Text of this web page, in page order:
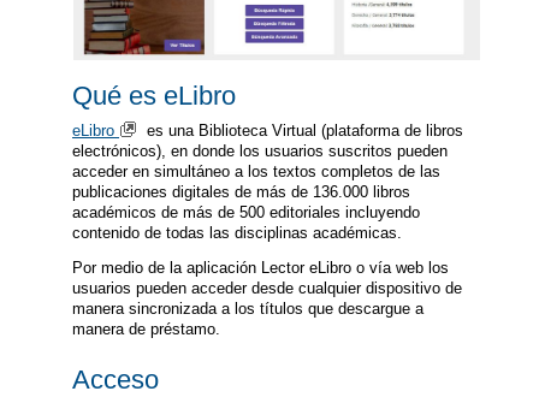
Qué es eLibro
eLibro
es una Biblioteca Virtual (plataforma de libros
electrónicos), en donde los usuarios suscritos pueden
acceder en simultáneo a los textos completos de las
publicaciones digitales de más de 136.000 libros
académicos de más de 500 editoriales incluyendo
contenido de todas las disciplinas académicas.
Por medio de la aplicación Lector eLibro o vía web los
usuarios pueden acceder desde cualquier dispositivo de
manera sincronizada a los títulos que descargue a
manera de préstamo.
Acceso